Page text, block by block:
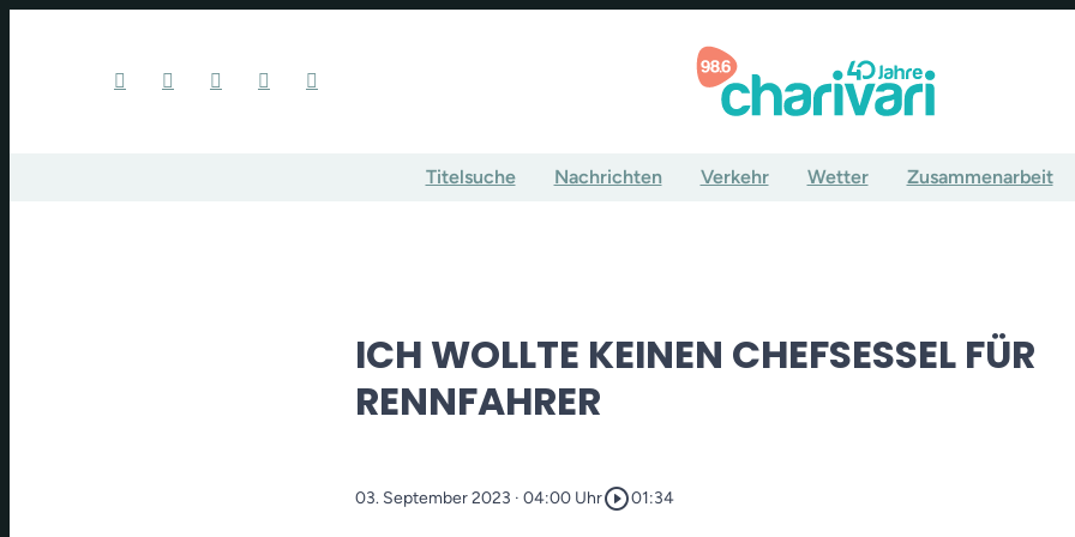
Titelsuche Nachrichten Verkehr Wetter Zusammenarbeit
ICH WOLLTE KEINEN CHEFSESSEL FÜR
RENNFAHRER
03. September 2023 · 04:00 Uhrplay_circle_outline01:34